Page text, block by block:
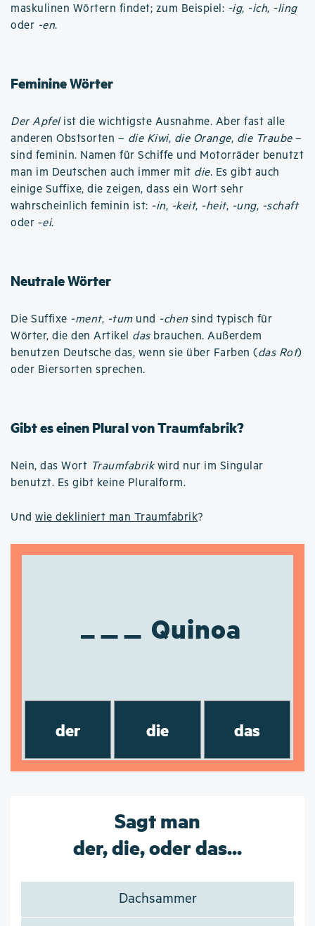
maskulinen Wörtern findet; zum Beispiel: -ig, -ich, -ling
oder -en.
Feminine Wörter
Der Apfelist die wichtigste Ausnahme. Aber fast alle
anderen Obstsorten – die Kiwi, die Orange, die Traube–
sind feminin. Namen für Schiffe und Motorräder benutzt
man im Deutschen auch immer mit die. Es gibt auch
einige Suffixe, die zeigen, dass ein Wort sehr
wahrscheinlich feminin ist: -in, -keit, -heit, -ung, -schaft
oder -ei.
Neutrale Wörter
Die Suffixe -ment, -tumund -chen sind typisch für
Wörter, die den Artikel dasbrauchen. Außerdem
benutzen Deutsche das, wenn sie über Farben (das Rot)
oder Biersorten sprechen.
Gibt es einen Plural von Traumfabrik?
Nein, das Wort Traumfabrikwird nur im Singular
benutzt. Es gibt keine Pluralform.
Und wie dekliniert man Traumfabrik?
Quinoa
der die das
Sagt man
der, die, oder das...
Dachsammer